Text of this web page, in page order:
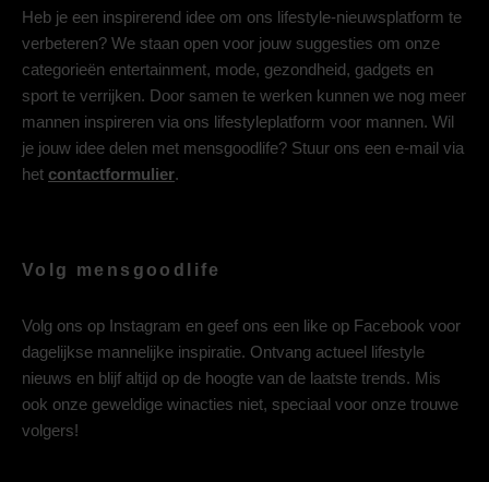
Heb je een inspirerend idee om ons lifestyle-nieuwsplatform te
verbeteren? We staan open voor jouw suggesties om onze
categorieën entertainment, mode, gezondheid, gadgets en
sport te verrijken. Door samen te werken kunnen we nog meer
mannen inspireren via ons lifestyleplatform voor mannen. Wil
je jouw idee delen met mensgoodlife? Stuur ons een e-mail via
het contactformulier.
Volg mensgoodlife
Volg ons op Instagram en geef ons een like op Facebook voor
dagelijkse mannelijke inspiratie. Ontvang actueel lifestyle
nieuws en blijf altijd op de hoogte van de laatste trends. Mis
ook onze geweldige winacties niet, speciaal voor onze trouwe
volgers!